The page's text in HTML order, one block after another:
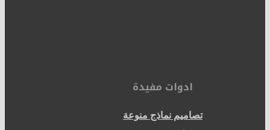
ادوات مفيدة
تصاميم نماذج منوعة